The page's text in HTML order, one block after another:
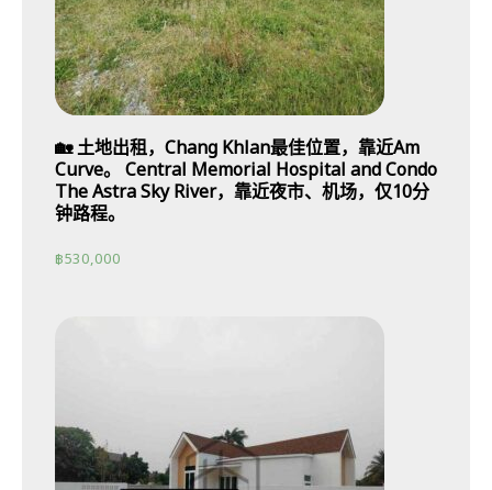
🏡 土地出租，Chang Khlan最佳位置，靠近Am
Curve。 Central Memorial Hospital and Condo
The Astra Sky River，靠近夜市、机场，仅10分
钟路程。
฿530,000